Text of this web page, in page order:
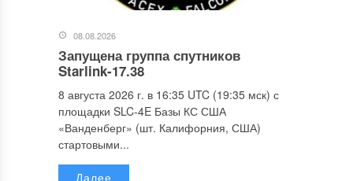
08.08.2026
Запущена группа спутников
Starlink-17.38
8 августа 2026 г. в 16:35 UTC (19:35 мск) с
площадки SLC-4E Базы КС США
«Ванденберг» (шт. Калифорния, США)
стартовыми...
Далее